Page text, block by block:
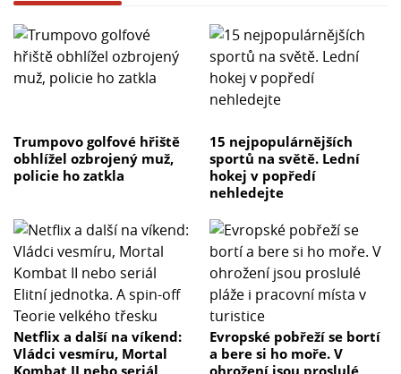
Trumpovo golfové hřiště
obhlížel ozbrojený muž,
policie ho zatkla
15 nejpopulárnějších
sportů na světě. Lední
hokej v popředí
nehledejte
Netflix a další na víkend:
Vládci vesmíru, Mortal
Evropské pobřeží se bortí
a bere si ho moře. V